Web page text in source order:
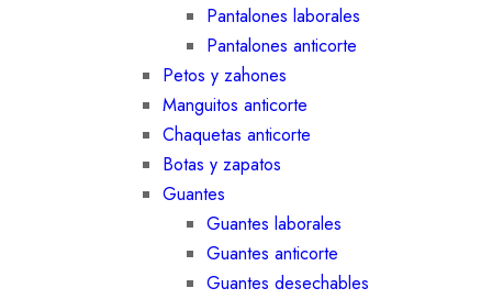
Pantalones laborales
Pantalones anticorte
Petos y zahones
Manguitos anticorte
Chaquetas anticorte
Botas y zapatos
Guantes
Guantes laborales
Guantes anticorte
Guantes desechables